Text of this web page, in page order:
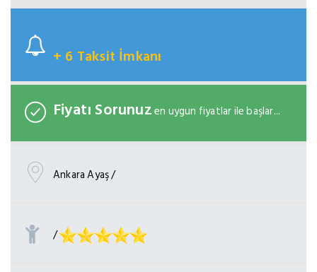
+ 6 Taksit İmkanı
Fiyatı Sorunuzen uygun fiyatlar ile başlar...
Ankara Ayaş /
/